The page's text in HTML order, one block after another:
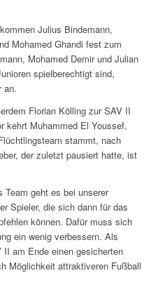
Julius Bindemann,
Mohamed Ghandi fest zum
Mohamed Demir und Julian
spielberechtigt sind,
an.
Florian Kölling zur SAV II
kehrt Muhammed El Youssef,
stammt, nach
der zuletzt pausiert hatte, ist
Team geht es bei unserer
Spieler, die sich dann für das
können. Dafür muss sich
ein wenig verbessern. Als
am Ende einen gesicherten
Möglichkeit attraktiveren Fußball